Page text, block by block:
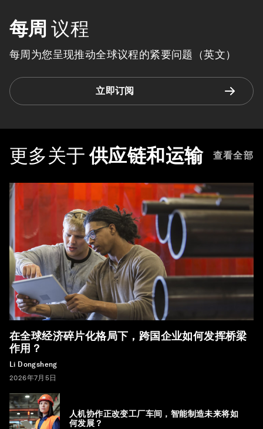
每周 议程
每周为您呈现推动全球议程的紧要问题（英文）
立即订阅
更多关于 供应链和运输 查看全部
在全球经济碎片化格局下，跨国企业如何发挥桥梁
作用？
Li Dongsheng
2026年7月5日
人机协作正改变工厂车间，智能制造未来将如
何发展？